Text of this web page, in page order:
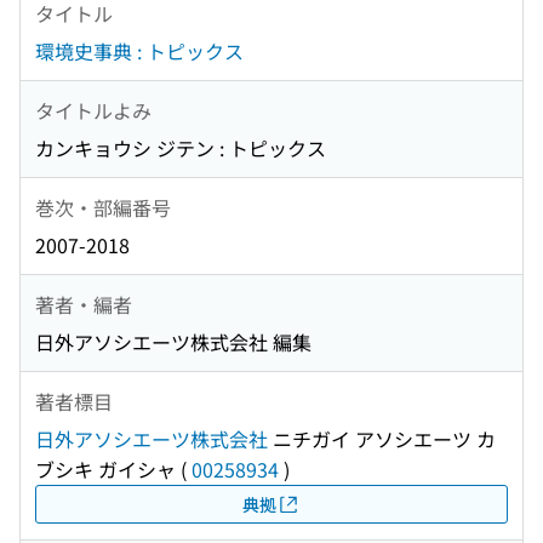
タイトル
環境史事典 : トピックス
タイトルよみ
カンキョウシ ジテン : トピックス
巻次・部編番号
2007-2018
著者・編者
日外アソシエーツ株式会社 編集
著者標目
日外アソシエーツ株式会社 ニチガイ アソシエーツ カ
ブシキ ガイシャ (00258934)
典拠